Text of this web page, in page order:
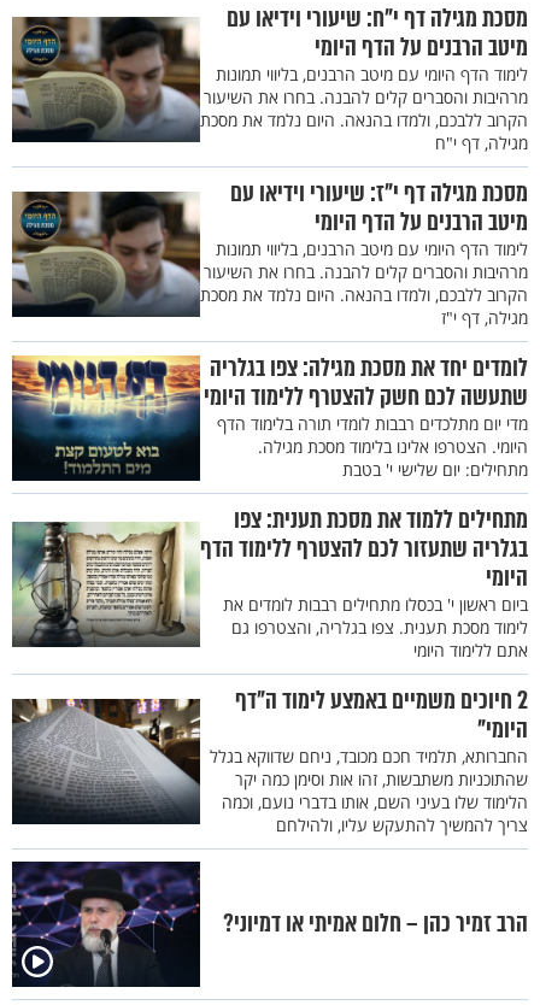
מסכת מגילה דף י"ח: שיעורי וידיאו עם
מיטב הרבנים על הדף היומי
לימוד הדף היומי עם מיטב הרבנים, בליווי תמונות
מרהיבות והסברים קלים להבנה. בחרו את השיעור
הקרוב ללבכם, ולמדו בהנאה. היום נלמד את מסכת
מגילה, דף י"ח
מסכת מגילה דף י"ז: שיעורי וידיאו עם
מיטב הרבנים על הדף היומי
לימוד הדף היומי עם מיטב הרבנים, בליווי תמונות
מרהיבות והסברים קלים להבנה. בחרו את השיעור
הקרוב ללבכם, ולמדו בהנאה. היום נלמד את מסכת
מגילה, דף י"ז
לומדים יחד את מסכת מגילה: צפו בגלריה
שתעשה לכם חשק להצטרף ללימוד היומי
מדי יום מתלכדים רבבות לומדי תורה בלימוד הדף
היומי. הצטרפו אלינו בלימוד מסכת מגילה.
מתחילים: יום שלישי י' בטבת
מתחילים ללמוד את מסכת תענית: צפו
בגלריה שתעזור לכם להצטרף ללימוד הדף
היומי
ביום ראשון י' בכסלו מתחילים רבבות לומדים את
לימוד מסכת תענית. צפו בגלריה, והצטרפו גם
אתם ללימוד היומי
2 חיוכים משמיים באמצע לימוד ה"דף
היומי"
החברותא, תלמיד חכם מכובד, ניחם שדווקא בגלל
שהתוכניות משתבשות, זהו אות וסימן כמה יקר
הלימוד שלו בעיני השם, אותו בדברי נועם, וכמה
צריך להמשיך להתעקש עליו, ולהילחם
הרב זמיר כהן – חלום אמיתי או דמיוני?